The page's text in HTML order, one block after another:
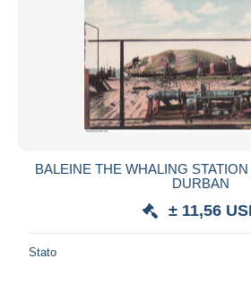
Aggiorna
BALEINE THE WHALING
DURBAN
± 11,56
Stato